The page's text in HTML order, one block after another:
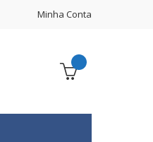
Minha Conta